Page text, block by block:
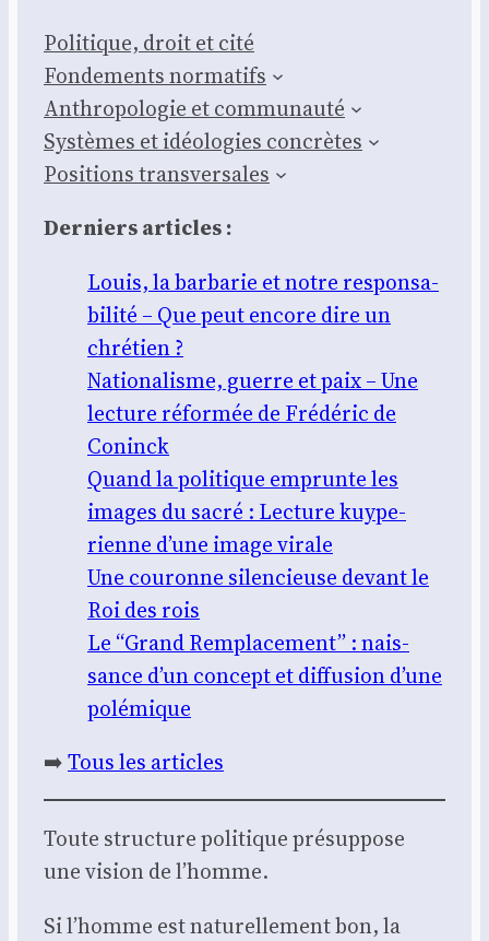
Poli­tique, droit et cité
Fon­de­ments nor­ma­tifs
Anthro­po­lo­gie et com­mu­nau­té
Sys­tèmes et idéo­lo­gies concrètes
Posi­tions trans­ver­sales
Der­niers articles :
Louis, la bar­ba­rie et notre res­pon­sa­
bi­li­té – Que peut encore dire un
chré­tien ?
Natio­na­lisme, guerre et paix – Une
lec­ture réfor­mée de Fré­dé­ric de
Coninck
Quand la poli­tique emprunte les
images du sacré : Lec­ture kuy­pe­
rienne d’une image virale
Une cou­ronne silen­cieuse devant le
Roi des rois
Le “Grand Rem­pla­ce­ment” : nais­
sance d’un concept et dif­fu­sion d’une
polé­mique
➡️Tous les articles
Toute struc­ture poli­tique pré­sup­pose
une vision de l’homme.
Si l’homme est natu­rel­le­ment bon, la